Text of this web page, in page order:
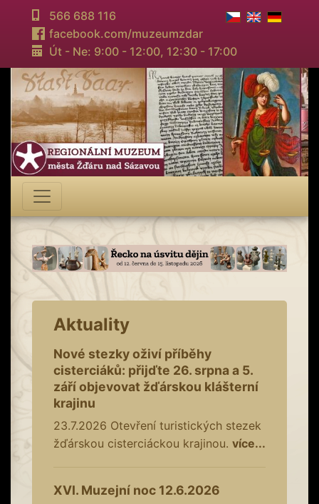
566 688 116
facebook.com/muzeumzdar
Út - Ne: 9:00 - 12:00, 12:30 - 17:00
Aktuality
Nové stezky oživí příběhy
cisterciáků: přijďte 26. srpna a 5.
září objevovat žďárskou klášterní
krajinu
23.7.2026 Otevření turistických stezek
žďárskou cisterciáckou krajinou. více...
XVI. Muzejní noc 12.6.2026